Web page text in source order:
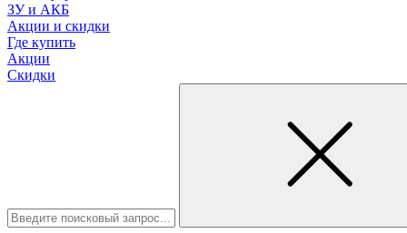
ЗУ и АКБ
Акции и скидки
Где купить
Акции
Скидки